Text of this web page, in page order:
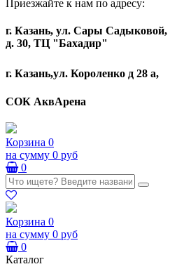
Приезжайте к нам по адресу:
г. Казань, ул. Сары Садыковой,
д. 30, ТЦ "Бахадир"
г. Казань,ул. Короленко д 28 а,
СОК АквАрена
Корзина 0
на сумму 0 руб
0
Корзина 0
на сумму 0 руб
0
Каталог